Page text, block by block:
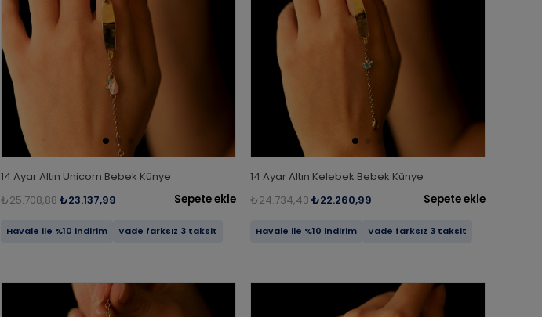
14 Ayar Altın Unicorn Bebek Künye
₺25.708,88₺23.137,99 Sepete ekle
Havale ile %10 indirim Vade farksız 3 taksit
14 Ayar Altın Kelebek Bebek Künye
₺24.734,43₺22.260,99 Sepete ekle
Havale ile %10 indirim Vade farksız 3 taksit